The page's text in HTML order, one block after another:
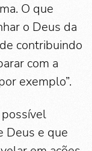
O que
o Deus da
contribuindo
com a
exemplo”.
Deus e que